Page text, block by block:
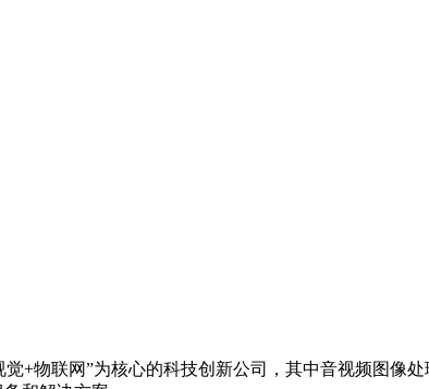
+物联网”为核心的科技创新公司，其中音视频图像